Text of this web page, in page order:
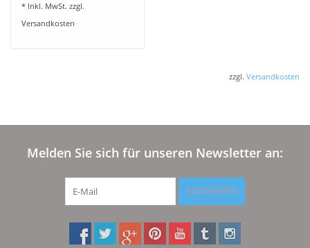
30 cm Höhe,
Boxspring- und
* Inkl. MwSt. zzgl.
Versandkosten
zzgl. Versandkosten
Melden Sie sich für unseren Newsletter an:
ABONNIEREN